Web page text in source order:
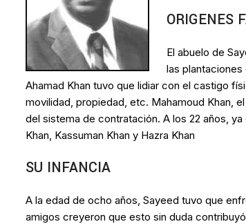
ORIGENES
El abuelo de
las
Ahamad Khan tuvo que lidiar con el castigo
movilidad, propiedad, etc. Mahamoud Khan,
del sistema de contratación. A los 22 años,
Khan, Kassuman Khan y Hazra Khan
SU INFANCIA
A la edad de ocho años, Sayeed tuvo que
amigos creyeron que esto sin duda